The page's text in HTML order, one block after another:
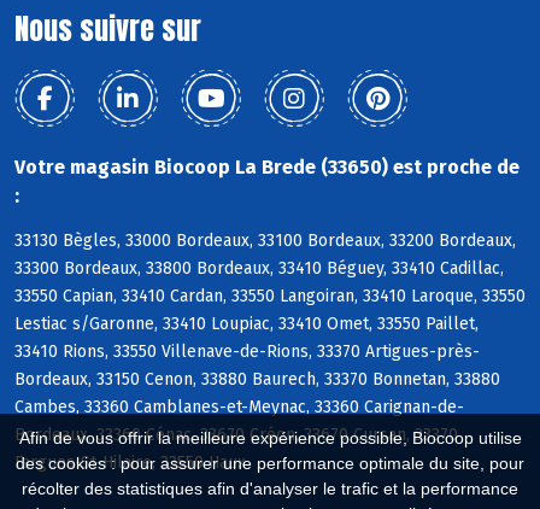
Afin de vous offrir la meilleure expérience possible, Biocoop utilise
des cookies : pour assurer une performance optimale du site, pour
récolter des statistiques afin d'analyser le trafic et la performance
Nous suivre sur
Votre magasin Biocoop La Brede (33650) est proche de
:
33130 Bègles, 33000 Bordeaux, 33100 Bordeaux, 33200 Bordeaux,
33300 Bordeaux, 33800 Bordeaux, 33410 Béguey, 33410 Cadillac,
33550 Capian, 33410 Cardan, 33550 Langoiran, 33410 Laroque, 33550
Lestiac s/Garonne, 33410 Loupiac, 33410 Omet, 33550 Paillet,
33410 Rions, 33550 Villenave-de-Rions, 33370 Artigues-près-
Bordeaux, 33150 Cenon, 33880 Baurech, 33370 Bonnetan, 33880
Cambes, 33360 Camblanes-et-Meynac, 33360 Carignan-de-
Bordeaux, 33360 Cénac, 33670 Créon, 33670 Cursan, 33370
Fargues-St-Hilaire, 33550 Haux